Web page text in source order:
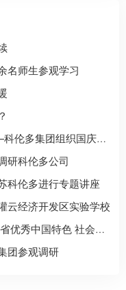
名师生参观学习
“强身健体、团结协作、拼搏进取”—科伦多集团组织国庆篮球友谊赛
研科伦多公司
科伦多进行专题讲座
云经济开发区实验学校
喜讯|科伦多公司董事长封宽裕荣获省优秀中国特色 社会主义事业建设者荣誉称号
团参观调研